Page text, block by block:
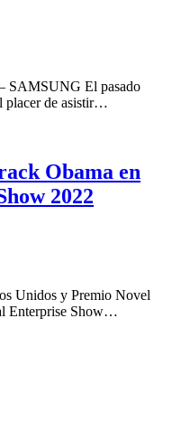
SAMSUNG El pasado
placer de asistir…
Obama en
2022
Unidos y Premio Novel
Enterprise Show…